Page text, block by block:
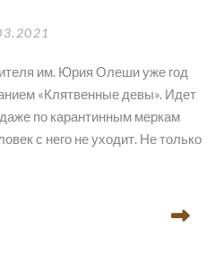
им. Юрия Олеши уже год
«Клятвенные девы». Идет
по карантинным меркам
с него не уходит. Не только